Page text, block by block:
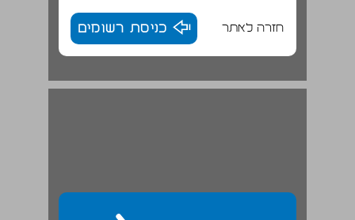
חזרה לאתר כניסת רשומים